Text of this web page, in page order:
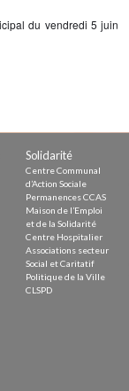
du vendredi 5 juin
Solidarité
Centre Communal
d’Action Sociale
Permanences CCAS
Maison de l’Emploi
et de la Solidarité
Centre Hospitalier
Associations secteur
Social et Caritatif
Politique de la Ville
CLSPD